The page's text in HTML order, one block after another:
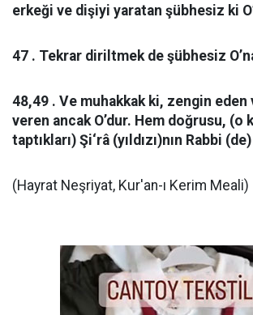
erkeği ve dişiyi yaratan şübhesiz ki
47 . Tekrar diriltmek de şübhesiz
48,49 . Ve muhakkak ki, zengin eden
veren ancak O’dur. Hem doğrusu, (o
taptıkları) Şi‘râ (yıldızı)nın Rabbi
(Hayrat Neşriyat, Kur'an-ı Kerim Meali)